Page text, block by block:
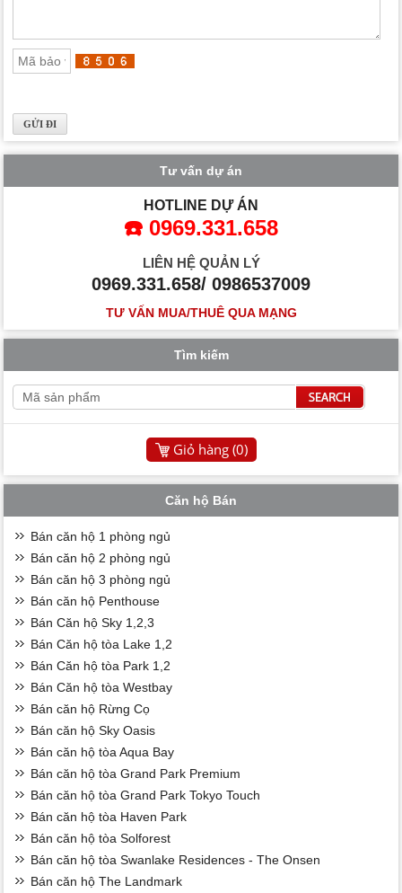
Tư vấn dự án
HOTLINE DỰ ÁN
☎️ 0969.331.658
LIÊN HỆ QUẢN LÝ
0969.331.658/ 0986537009
TƯ VẤN MUA/THUÊ QUA MẠNG
Tìm kiếm
Giỏ hàng (0)
Căn hộ Bán
Bán căn hộ 1 phòng ngủ
Bán căn hộ 2 phòng ngủ
Bán căn hộ 3 phòng ngủ
Bán căn hộ Penthouse
Bán Căn hộ Sky 1,2,3
Bán Căn hộ tòa Lake 1,2
Bán Căn hộ tòa Park 1,2
Bán Căn hộ tòa Westbay
Bán căn hộ Rừng Cọ
Bán căn hộ Sky Oasis
Bán căn hộ tòa Aqua Bay
Bán căn hộ tòa Grand Park Premium
Bán căn hộ tòa Grand Park Tokyo Touch
Bán căn hộ tòa Haven Park
Bán căn hộ tòa Solforest
Bán căn hộ tòa Swanlake Residences - The Onsen
Bán căn hộ The Landmark